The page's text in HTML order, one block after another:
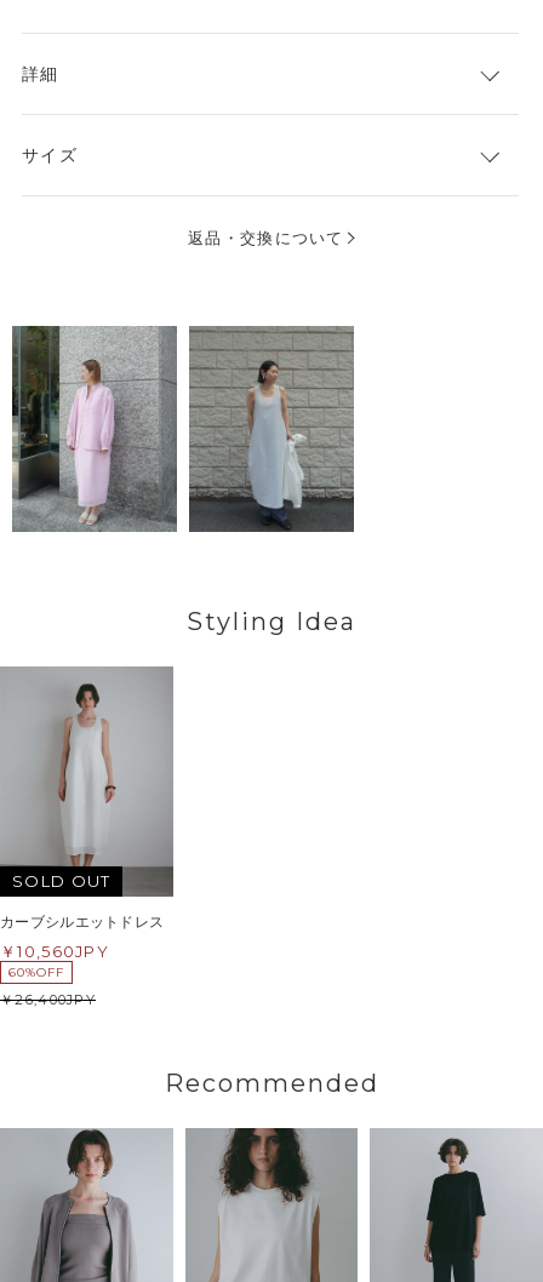
詳細
サイズ
返品・交換について
Styling Idea
SOLD OUT
カーブシルエットドレス
10,560JPY
60%OFF
26,400JPY
Recommended